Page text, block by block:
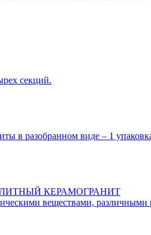
секций.
в разобранном виде – 1
КЕРАМОГРАНИТ
веществами, различными